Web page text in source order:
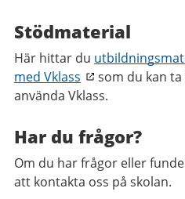
Stödmaterial
Här hittar du
med Vklass
som du kan
använda Vklass.
Har du frågor?
Om du har frågor eller
att kontakta oss på skolan.